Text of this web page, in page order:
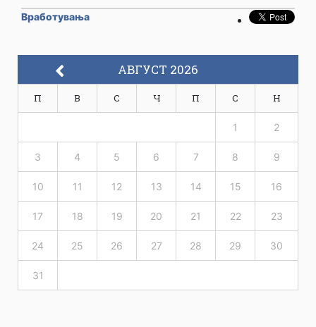
Вработувања
АВГУСТ 2026
П В С Ч П С Н
1 2
3 4 5 6 7 8 9
10 11 12 13 14 15 16
17 18 19 20 21 22 23
24 25 26 27 28 29 30
31